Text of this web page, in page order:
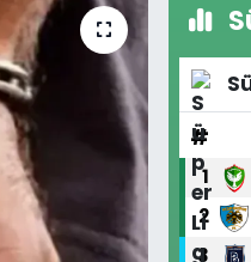
#
1
2
3